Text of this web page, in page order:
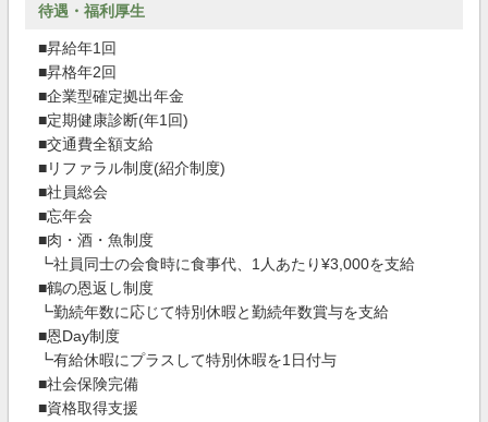
待遇・福利厚生
■昇給年1回
■昇格年2回
■企業型確定拠出年金
■定期健康診断(年1回)
■交通費全額支給
■リファラル制度(紹介制度)
■社員総会
■忘年会
■肉・酒・魚制度
┗社員同士の会食時に食事代、1人あたり¥3,000を支給
■鶴の恩返し制度
┗勤続年数に応じて特別休暇と勤続年数賞与を支給
■恩Day制度
┗有給休暇にプラスして特別休暇を1日付与
■社会保険完備
■資格取得支援